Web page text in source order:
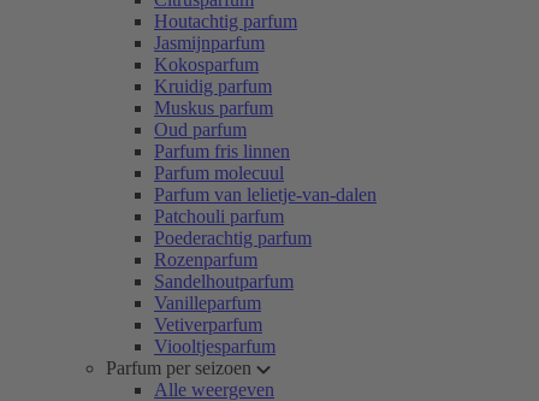
Houtachtig parfum
Jasmijnparfum
Kokosparfum
Kruidig parfum
Muskus parfum
Oud parfum
Parfum fris linnen
Parfum molecuul
Parfum van lelietje-van-dalen
Patchouli parfum
Poederachtig parfum
Rozenparfum
Sandelhoutparfum
Vanilleparfum
Vetiverparfum
Viooltjesparfum
Parfum per seizoen
Alle weergeven